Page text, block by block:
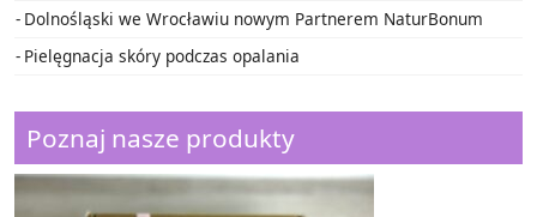
Dolnośląski we Wrocławiu nowym Partnerem NaturBonum
Pielęgnacja skóry podczas opalania
Poznaj nasze produkty